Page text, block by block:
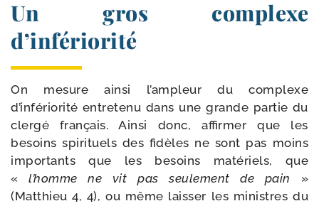
Un gros complexe
d’infériorité
On mesure ain­si l’ampleur du com­plexe
d’infériorité entre­te­nu dans une grande par­tie du
cler­gé fran­çais. Ainsi donc, affir­mer que les
besoins spi­ri­tuels des fidèles ne sont pas moins
impor­tants que les besoins maté­riels, que
«l’homme ne vit pas seule­ment de pain »
(Matthieu 4, 4), ou même lais­ser les ministres du